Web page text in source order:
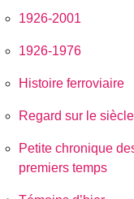
1926-2001
1926-1976
Histoire ferroviaire
Regard sur le siècle
Petite chronique
premiers temps